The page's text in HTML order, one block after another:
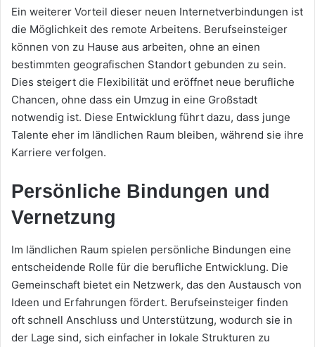
Ein weiterer Vorteil dieser neuen Internetverbindungen ist
die Möglichkeit des remote Arbeitens. Berufseinsteiger
können von zu Hause aus arbeiten, ohne an einen
bestimmten geografischen Standort gebunden zu sein.
Dies steigert die Flexibilität und eröffnet neue berufliche
Chancen, ohne dass ein Umzug in eine Großstadt
notwendig ist. Diese Entwicklung führt dazu, dass junge
Talente eher im ländlichen Raum bleiben, während sie ihre
Karriere verfolgen.
Persönliche Bindungen und
Vernetzung
Im ländlichen Raum spielen persönliche Bindungen eine
entscheidende Rolle für die berufliche Entwicklung. Die
Gemeinschaft bietet ein Netzwerk, das den Austausch von
Ideen und Erfahrungen fördert. Berufseinsteiger finden
oft schnell Anschluss und Unterstützung, wodurch sie in
der Lage sind, sich einfacher in lokale Strukturen zu